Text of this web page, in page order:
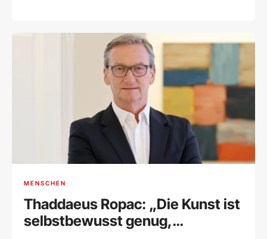
MENSCHEN
Thaddaeus Ropac: „Die Kunst ist
selbstbewusst genug,